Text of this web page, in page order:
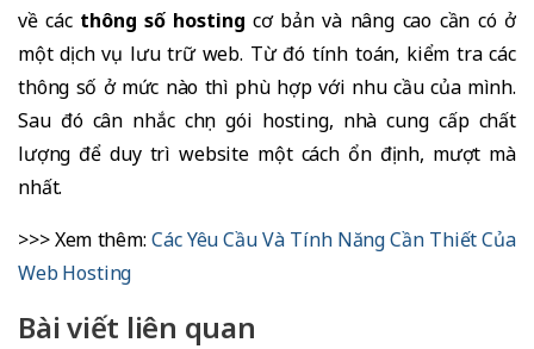
về các thông số hosting cơ bản và nâng cao cần có ở
một dịch vụ lưu trữ web. Từ đó tính toán, kiểm tra các
thông số ở mức nào thì phù hợp với nhu cầu của mình.
Sau đó cân nhắc chọn gói hosting, nhà cung cấp chất
lượng để duy trì website một cách ổn định, mượt mà
nhất.
>>> Xem thêm: Các Yêu Cầu Và Tính Năng Cần Thiết Của
Web Hosting
Bài viết liên quan